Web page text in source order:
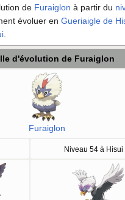
de Furaiglon à partir du
évoluer en Gueriaigle de
d'évolution de Furaiglon
Furaiglon
Niveau 54 à Hisui